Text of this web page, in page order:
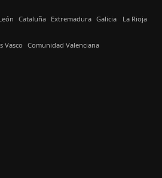
Cataluña Extremadura Galicia La Rioja
Vasco Comunidad Valenciana